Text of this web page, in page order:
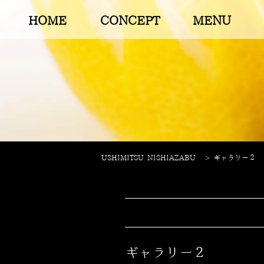
HOME CONCEPT MENU
USHIMITSU NISHIAZABU > ギャラリー２
ギャラリー２